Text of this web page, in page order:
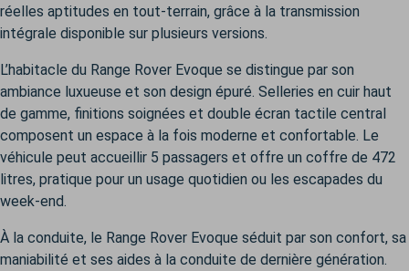
réelles aptitudes en tout-terrain, grâce à la transmission
intégrale disponible sur plusieurs versions.
L’habitacle du Range Rover Evoque se distingue par son
ambiance luxueuse et son design épuré. Selleries en cuir haut
de gamme, finitions soignées et double écran tactile central
composent un espace à la fois moderne et confortable. Le
véhicule peut accueillir 5 passagers et offre un coffre de 472
litres, pratique pour un usage quotidien ou les escapades du
week-end.
À la conduite, le Range Rover Evoque séduit par son confort, sa
maniabilité et ses aides à la conduite de dernière génération.